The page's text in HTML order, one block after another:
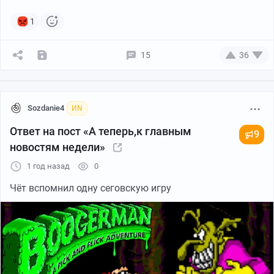
1
15 36
Sozdanie4 ИN
Ответ на пост «А теперь,к главным
новостям недели»
9
1 год назад 0
Чёт вспомнил одну сеговскую игру